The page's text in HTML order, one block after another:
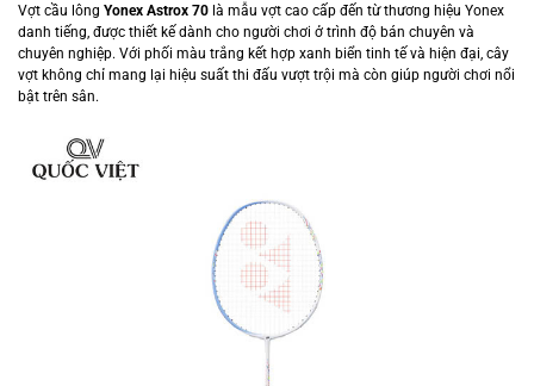
Vợt cầu lông Yonex Astrox 70 là mẫu vợt cao cấp đến từ thương hiệu Yonex
danh tiếng, được thiết kế dành cho người chơi ở trình độ bán chuyên và
chuyên nghiệp. Với phối màu trắng kết hợp xanh biển tinh tế và hiện đại, cây
vợt không chỉ mang lại hiệu suất thi đấu vượt trội mà còn giúp người chơi nổi
bật trên sân.